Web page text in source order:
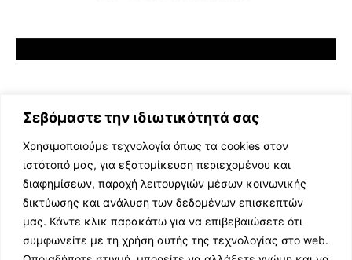
Σεβόμαστε την ιδιωτικότητά σας
Χρησιμοποιούμε τεχνολογία όπως τα cookies στον
ιστότοπό μας, για εξατομίκευση περιεχομένου και
διαφημίσεων, παροχή λειτουργιών μέσων κοινωνικής
δικτύωσης και ανάλυση των δεδομένων επισκεπτών
μας. Κάντε κλικ παρακάτω για να επιβεβαιώσετε ότι
συμφωνείτε με τη χρήση αυτής της τεχνολογίας στο web.
ΕΛΛΗΝΙΚΗ ΜΟΥΣΙΚΗ
TV SHOWS
EVENTS
ΘΕΑΤΡΟ